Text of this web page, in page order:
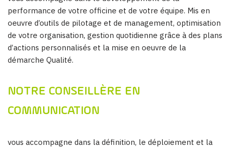
performance de votre officine et de votre équipe. Mis en
oeuvre d’outils de pilotage et de management, optimisation
de votre organisation, gestion quotidienne grâce à des plans
d’actions personnalisés et la mise en oeuvre de la
démarche Qualité.
NOTRE CONSEILLÈRE EN
COMMUNICATION
vous accompagne dans la définition, le déploiement et la